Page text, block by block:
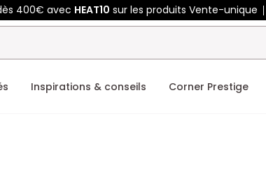
400€ avec HEAT10 sur les produits Vente-unique
Inspirations & conseils Corner Prestige